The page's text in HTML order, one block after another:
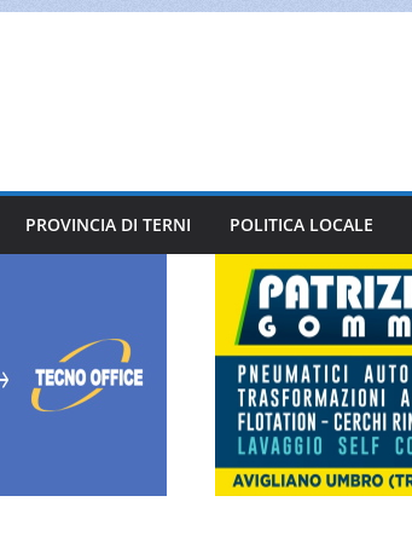
PROVINCIA DI TERNI POLITICA LOCALE